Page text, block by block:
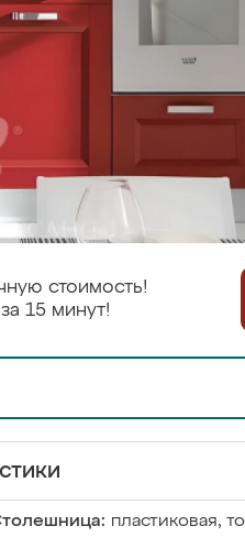
стоимость!
15 минут!
пластиковая,